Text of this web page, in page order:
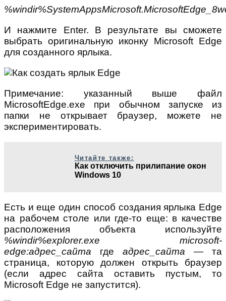
И нажмите Enter. В результате вы сможете
выбрать оригинальную иконку Microsoft Edge
для созданного ярлыка.
Примечание: указанный выше файл
MicrosoftEdge.exe при обычном запуске из
папки не открывает браузер, можете не
экспериментировать.
Читайте также:
Как отключить прилипание окон
Windows 10
Есть и еще один способ создания ярлыка Edge
на рабочем столе или где-то еще: в качестве
расположения объекта используйте
%windir%explorer.exe microsoft-
edge:адрес_сайта где адрес_сайта — та
страница, которую должен открыть браузер
(если адрес сайта оставить пустым, то
Microsoft Edge не запустится).